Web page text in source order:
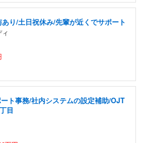
り/土日祝休み/先輩が近くでサポート
ート事務/社内システムの設定補助/OJT
目